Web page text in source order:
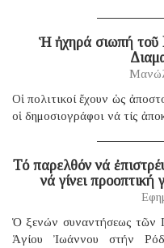
Ἡ ἠχηρά σιωπή
Οἱ πολιτικοί ἔχουν ὡς
οἱ δημοσιογράφοι νά τίς
Τό παρελθόν νά
νά γίνει προοπτική
Ὁ ξενών συναντήσεως τῶν
Ἁγίου Ἰωάννου στήν